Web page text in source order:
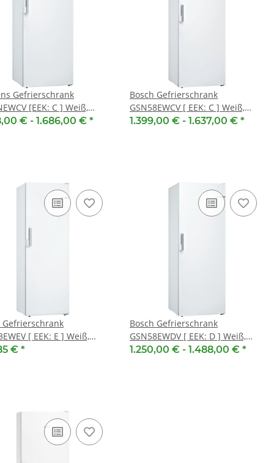
Gefrierschrank
[EEK: C ] Weiß,
176 x 70 cm,
€ - 1.686,00 € *
Bosch Gefrierschrank
GSN58EWCV [ EEK: C ] Weiß,
Freistehend, EXCLUSIV,
1.399,00 € - 1.637,00 € *
Gefrierschrank
[ EEK: E ] Weiß,
176 x 60 cm,
€ *
Bosch Gefrierschrank
GSN58EWDV [ EEK: D ] Weiß,
Freistehend, 191 x 70 cm,
1.250,00 € - 1.488,00 € *
SEBO Filterbox X 5093ER